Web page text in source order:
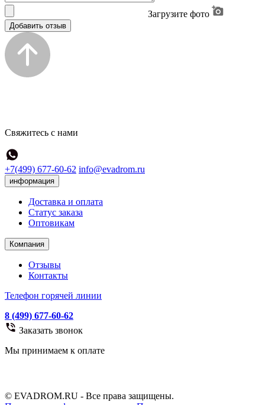
Загрузите фото
Добавить отзыв
Свяжитесь с нами
+7(499) 677-60-62 info@evadrom.ru
информация
Доставка и оплата
Статус заказа
Оптовикам
Компания
Отзывы
Контакты
Телефон горячей линии
8 (499) 677-60-62
Заказать звонок
Мы принимаем к оплате
© EVADROM.RU - Все права защищены.